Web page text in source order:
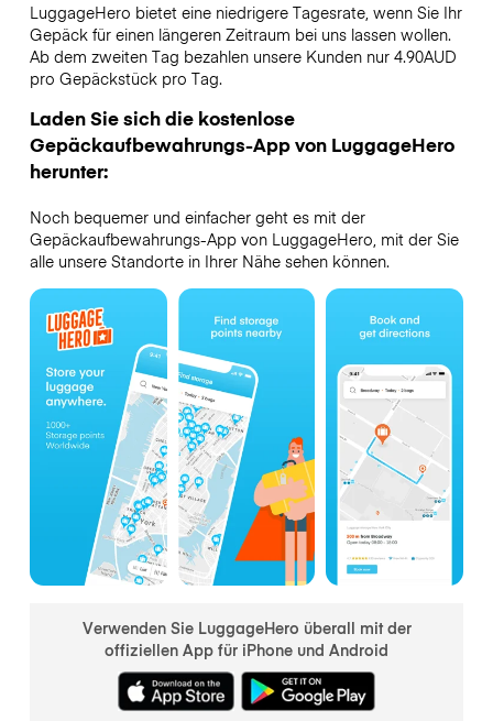
LuggageHero bietet eine niedrigere Tagesrate, wenn Sie Ihr
Gepäck für einen längeren Zeitraum bei uns lassen wollen.
Ab dem zweiten Tag bezahlen unsere Kunden nur 4.90AUD
pro Gepäckstück pro Tag.
Laden Sie sich die kostenlose
Gepäckaufbewahrungs-App von LuggageHero
herunter:
Noch bequemer und einfacher geht es mit der
Gepäckaufbewahrungs-App von LuggageHero, mit der Sie
alle unsere Standorte in Ihrer Nähe sehen können.
Verwenden Sie LuggageHero überall mit der
offiziellen App für iPhone und Android